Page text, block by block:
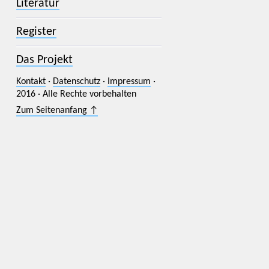
Literatur
Register
Das Projekt
Kontakt· Datenschutz· Impressum ·
2016 · Alle Rechte vorbehalten
Zum Seitenanfang ↑